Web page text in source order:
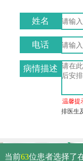
姓名
电话
病情描述
温馨提
排医生
当前63位患者选择了